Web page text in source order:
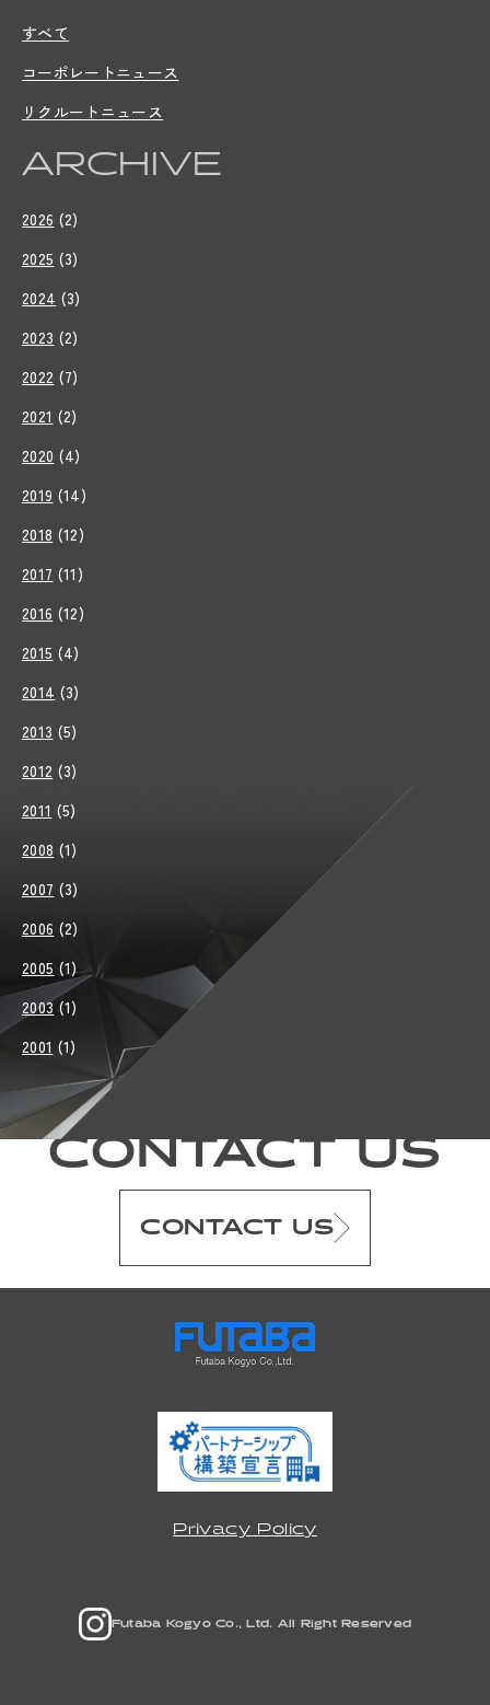
すべて
コーポレートニュース
リクルートニュース
ARCHIVE
2026 (2)
2025 (3)
2024 (3)
2023 (2)
2022 (7)
2021 (2)
2020 (4)
2019 (14)
2018 (12)
2017 (11)
2016 (12)
2015 (4)
2014 (3)
2013 (5)
2012 (3)
2011 (5)
2008 (1)
2007 (3)
2006 (2)
2005 (1)
2003(1)
2001 (1)
CONTACT US
CONTACT US
Privacy Policy
Futaba Kogyo Co., Ltd. All Right Reserved